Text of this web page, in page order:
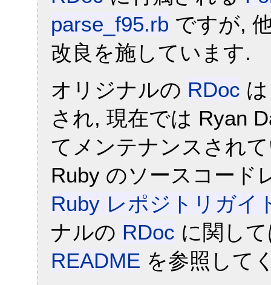
parse_f95.rb ですが,
改良を施しています.
オリジナルの RDoc
され, 現在では Ryan
てメンテナンスされ
Ruby のソースコード
Ruby レポジトリガイ
ナルの RDoc に関し
README を参照して